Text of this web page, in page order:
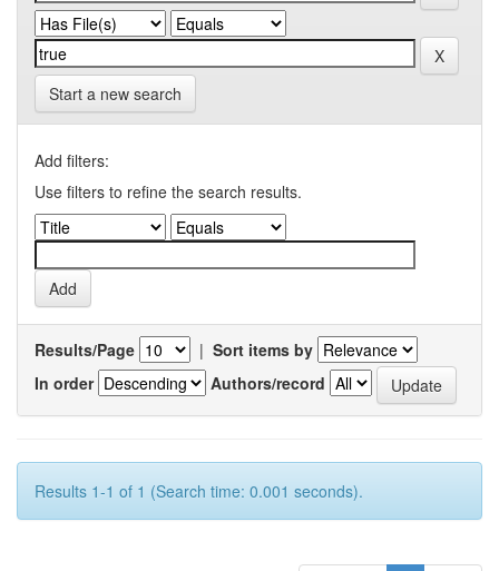
Start a new search
Add filters:
Use filters to refine the search results.
Results/Page | Sort items by
In order
Authors/record
Results 1-1 of 1 (Search time: 0.001 seconds).